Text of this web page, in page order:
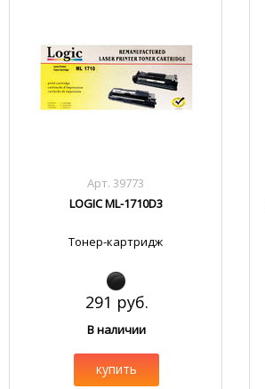
Арт. 39773
LOGIC ML-1710D3
Тонер-картридж
291 руб.
В наличии
купить